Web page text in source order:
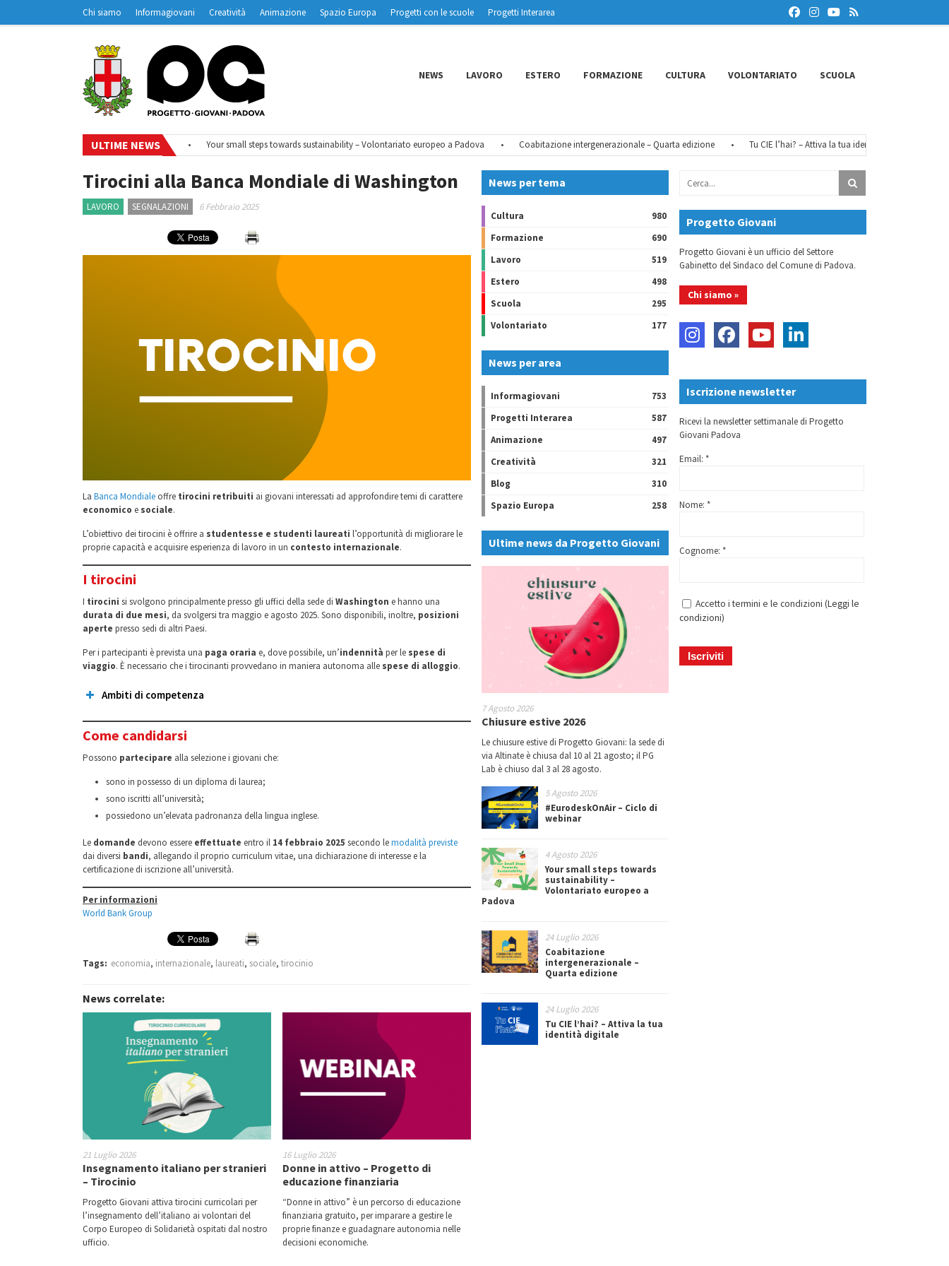
Chi siamo Informagiovani Creatività Animazione Spazio Europa Progetti con le scuole
Progetti Interarea
Contatti
Padovanet
NEWS LAVORO ESTERO FORMAZIONE CULTURA VOLONTARIATO SCUOLA
ULTIME NEWS
#EurodeskOnAir – Ciclo di webinar • Your small steps towards sustainability – Volontariato europeo a Padova • Coabitazione intergenerazionale – Quarta edizione • Tu CIE l’hai? – Attiva la tua identità digitale
Tirocini alla Banca Mondiale di Washington
LAVORO SEGNALAZIONI 6 Febbraio 2025
La Banca Mondiale offre tirocini retribuiti ai giovani interessati ad approfondire temi di carattere
economico e sociale.
L’obiettivo dei tirocini è offrire a studentesse e studenti laureati l’opportunità di migliorare le
proprie capacità e acquisire esperienza di lavoro in un contesto internazionale.
I tirocini
I tirocini si svolgono principalmente presso gli uffici della sede di Washington e hanno una
durata di due mesi, da svolgersi tra maggio e agosto 2025. Sono disponibili, inoltre, posizioni
aperte presso sedi di altri Paesi.
Per i partecipanti è prevista una paga oraria e, dove possibile, un’indennità per le spese di
viaggio. È necessario che i tirocinanti provvedano in maniera autonoma alle spese di alloggio.
Ambiti di competenza
Come candidarsi
Possono partecipare alla selezione i giovani che:
sono in possesso di un diploma di laurea;
sono iscritti all’università;
possiedono un’elevata padronanza della lingua inglese.
Le domande devono essere effettuate entro il 14 febbraio 2025 secondo lemodalità previste
dai diversi bandi, allegando il proprio curriculum vitae, una dichiarazione di interesse e la
certificazione di iscrizione all’università.
Per informazioni
World Bank Group
Tags: economia, internazionale, laureati, sociale, tirocinio
News correlate:
21 Luglio 2026
Insegnamento italiano per stranieri
– Tirocinio
Progetto Giovani attiva tirocini curricolari per
l’insegnamento dell’italiano ai volontari del
Corpo Europeo di Solidarietà ospitati dal nostro
ufficio.
16 Luglio 2026
Donne in attivo – Progetto di
educazione finanziaria
“Donne in attivo” è un percorso di educazione
finanziaria gratuito, per imparare a gestire le
proprie finanze e guadagnare autonomia nelle
decisioni economiche.
News per tema
Cultura
980
Formazione
690
Lavoro
519
Estero
498
Scuola
295
Volontariato
177
News per area
Informagiovani
753
Progetti Interarea
587
Animazione
497
Creatività
321
Blog
310
Spazio Europa
258
Ultime news da Progetto Giovani
7 Agosto 2026
Chiusure estive 2026
Le chiusure estive di Progetto Giovani: la sede di
via Altinate è chiusa dal 10 al 21 agosto; il PG
Lab è chiuso dal 3 al 28 agosto.
5 Agosto 2026
#EurodeskOnAir – Ciclo di
webinar
4 Agosto 2026
Your small steps towards
sustainability –
Volontariato europeo a
Padova
24 Luglio 2026
Coabitazione
intergenerazionale –
Quarta edizione
24 Luglio 2026
Tu CIE l’hai? – Attiva la tua
identità digitale
Progetto Giovani
Progetto Giovani è un ufficio del Settore
Gabinetto del Sindaco del Comune di Padova.
Chi siamo »
Iscrizione newsletter
Ricevi la newsletter settimanale di Progetto
Giovani Padova
Email: *
Nome: *
Cognome: *
Accetto i termini e le condizioni (Leggi le
condizioni)